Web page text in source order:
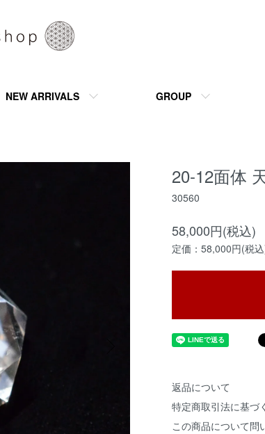
NEW ARRIVALS GROUP
20-12面体
30560
58,000円(税込)
定価：58,000円(税
返品について
特定商取引法に基づ
この商品について問